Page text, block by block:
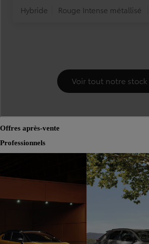
Offres après-vente
Professionnels